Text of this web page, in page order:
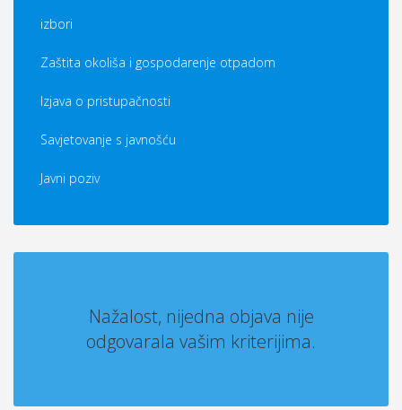
izbori
Zaštita okoliša i gospodarenje otpadom
Izjava o pristupačnosti
Savjetovanje s javnošću
Javni poziv
Nažalost, nijedna objava nije
odgovarala vašim kriterijima.